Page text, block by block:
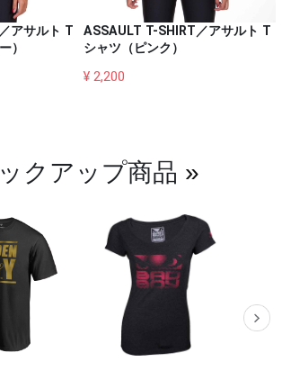
アサルト T
）
ASSAULT T-SHIRT／アサルト T
シャツ（ピンク）
¥ 2,200
クアップ商品 »